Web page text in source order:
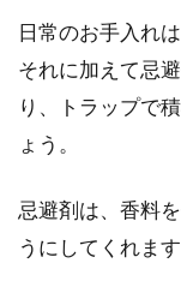
日常のお手入れ
それに加えて忌
り、トラップで
ょう。
忌避剤は、香料
うにしてくれます